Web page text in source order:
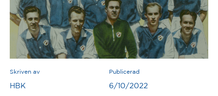
Skriven av
HBK
Publicerad
6/10/2022